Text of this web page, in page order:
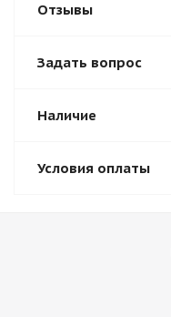
Отзывы
Задать вопрос
Наличие
Условия оплаты